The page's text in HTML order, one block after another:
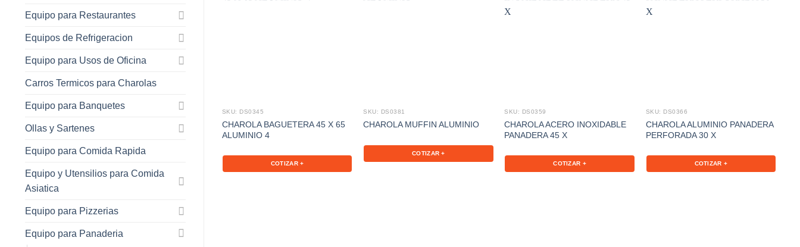
Equipo para Restaurantes
Equipos de Refrigeracion
Equipo para Usos de Oficina
Carros Termicos para Charolas
Equipo para Banquetes
Ollas y Sartenes
Equipo para Comida Rapida
Equipo y Utensilios para Comida
Asiatica
Equipo para Pizzerias
Equipo para Panaderia
SKU: DS0345
CHAROLA BAGUETERA 45 X 65
ALUMINIO 4
COTIZAR +
SKU: DS0381
CHAROLA MUFFIN ALUMINIO
COTIZAR +
SKU: DS0359
CHAROLA ACERO INOXIDABLE
PANADERA 45 X
COTIZAR +
SKU: DS0366
CHAROLA ALUMINIO PANADERA
PERFORADA 30 X
COTIZAR +